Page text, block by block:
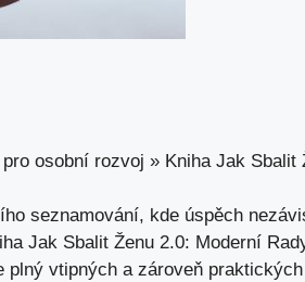
osobní rozvoj » Kniha Jak Sbalit
seznamování, kde ‍úspěch
Jak Sbalit Ženu​ 2.0: ​Moderní
plný ⁤vtipných ⁢a⁤ zároveň‌